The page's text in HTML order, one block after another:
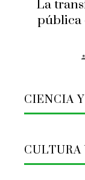
La
pública
CIENCIA
CULTURA